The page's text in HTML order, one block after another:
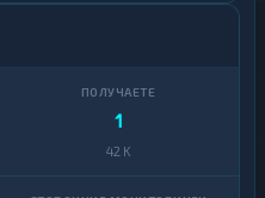
1
42 K